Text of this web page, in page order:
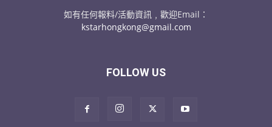
如有任何報料/活動資訊﹐歡迎Email：
kstarhongkong@gmail.com
FOLLOW US